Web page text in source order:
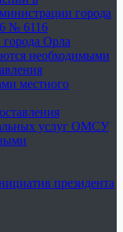
города
№ 6116
Орла
необходимыми
местного
услуг ОМСУ
президента